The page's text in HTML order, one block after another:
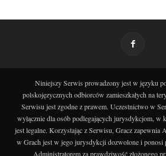
Niniejszy Serwis prowadzony jest w języku
polskojęzycznych odbiorców zamieszkałych na
Serwisu jest zgodne z prawem. Uczestnictwo w
wyłącznie dla osób podlegających jurysdykcjom, w
jest legalne. Korzystając z Serwisu, Gracz zapewnia
w Grach jest w jego jurysdykcji dozwolone i ponosi
Administratorem za prawdziwość złożonego